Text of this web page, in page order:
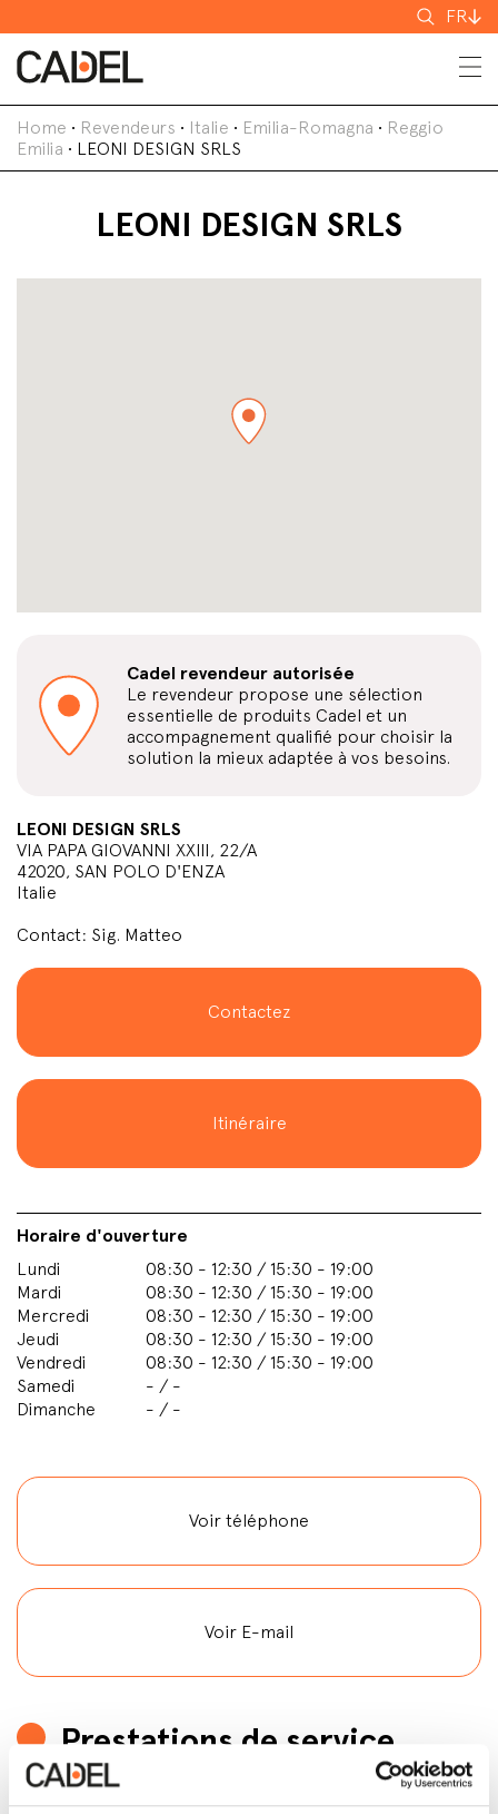
FR
Home • Revendeurs • Italie • Emilia-Romagna • Reggio
Emilia • LEONI DESIGN SRLS
LEONI DESIGN SRLS
Cadel revendeur autorisée
Le revendeur propose une sélection
essentielle de produits Cadel et un
accompagnement qualifié pour choisir la
solution la mieux adaptée à vos besoins.
LEONI DESIGN SRLS
VIA PAPA GIOVANNI XXIII, 22/A
42020, SAN POLO D'ENZA
Italie
Contact: Sig. Matteo
Contactez
Itinéraire
Horaire d'ouverture
Lundi
08:30 - 12:30 / 15:30 - 19:00
Mardi
08:30 - 12:30 / 15:30 - 19:00
Mercredi
08:30 - 12:30 / 15:30 - 19:00
Jeudi
08:30 - 12:30 / 15:30 - 19:00
Vendredi
08:30 - 12:30 / 15:30 - 19:00
Samedi
- / -
Dimanche
- / -
Voir téléphone
Voir E-mail
Prestations de service